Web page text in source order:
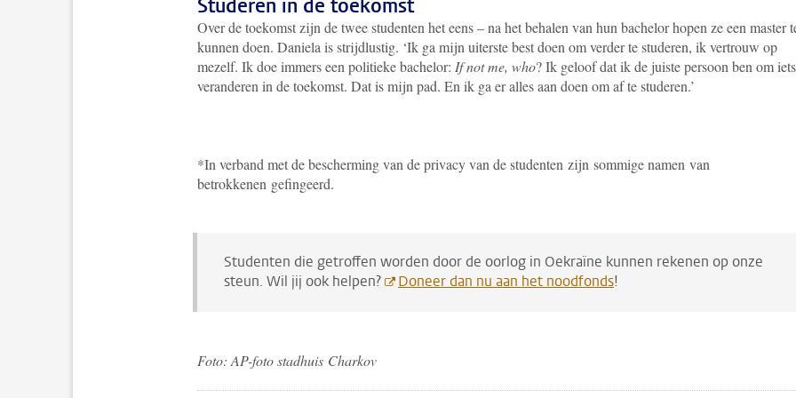
Studeren in de toekomst
Over de toekomst zijn de twee studenten het eens – na het behalen van hun bachelor hopen ze een master
kunnen doen. Daniela is strijdlustig. ‘Ik ga mijn uiterste best doen om verder te studeren, ik vertrouw op
mezelf. Ik doe immers een politieke bachelor: If not me, who? Ik geloof dat ik de juiste persoon ben om
veranderen in de toekomst. Dat is mijn pad. En ik ga er alles aan doen om af te studeren.’
*In verband met de bescherming van de privacy van de studenten zijn sommige namen van
betrokkenen gefingeerd.
Studenten die getroffen worden door de oorlog in Oekraïne kunnen rekenen op onze
steun. Wil jij ook helpen?
Doneer dan nu aan het noodfonds!
Foto: AP-foto stadhuis Charkov